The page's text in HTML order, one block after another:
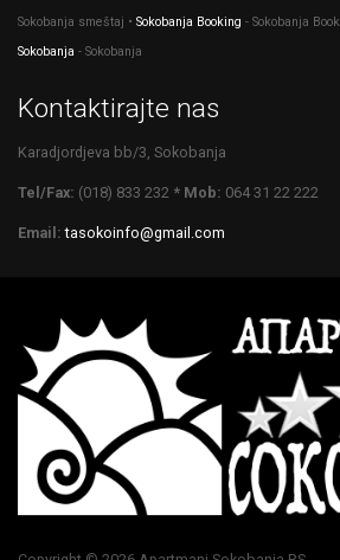
Sokobanja smeštaj • Sokobanja Booking - Sokobanja
Sokobanja - Sokobanja
Kontaktirajte nas
Karadjordjeva bb/3, Sokobanja
Tel/Fax: (018) 833 232 * Mob: 064 31 22 222
Email: tasokoinfo@gmail.com